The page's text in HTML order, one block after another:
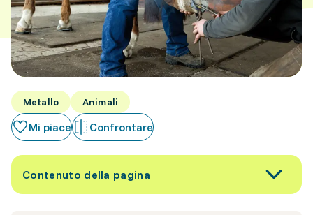
Metallo Animali
Mi piace Confrontare
Contenuto della pagina